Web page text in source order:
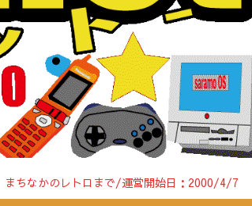
まちなかのレトロまで/運営開始日：2000/4/7